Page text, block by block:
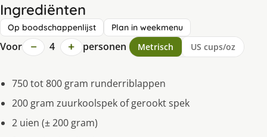
Ingrediënten
Op boodschappenlijst Plan in weekmenu
Voor − 4 + personen Metrisch US cups/oz
750 tot 800 gram runderriblappen
200 gram zuurkoolspek of gerookt spek
2 uien (± 200 gram)